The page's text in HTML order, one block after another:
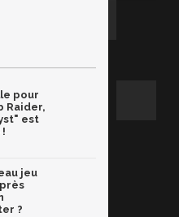
pour
Raider,
est
jeu
?